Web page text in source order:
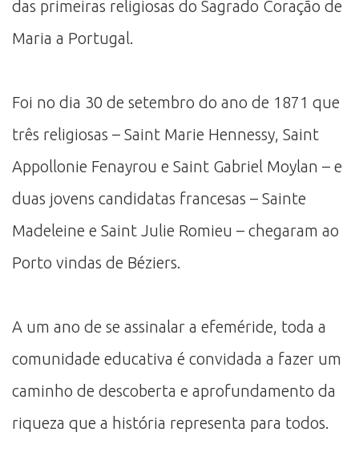
das primeiras religiosas do Sagrado Coração de
Maria a Portugal.
Foi no dia 30 de setembro do ano de 1871 que
três religiosas – Saint Marie Hennessy, Saint
Appollonie Fenayrou e Saint Gabriel Moylan – e
duas jovens candidatas francesas – Sainte
Madeleine e Saint Julie Romieu – chegaram ao
Porto vindas de Béziers.
A um ano de se assinalar a efeméride, toda a
comunidade educativa é convidada a fazer um
caminho de descoberta e aprofundamento da
riqueza que a história representa para todos.